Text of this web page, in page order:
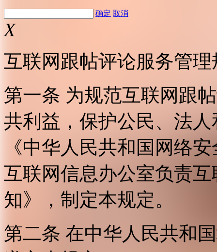
确定 取消
X
互联网跟帖评论服务管理
第一条 为规范互联网跟
共利益，保护公民、法
《中华人民共和国网络
互联网信息办公室负责
知》，制定本规定。
第二条 在中华人民共和